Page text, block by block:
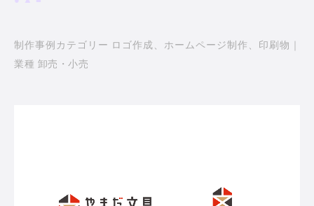
制作事例カテゴリー ロゴ作成、ホームページ制作、印刷物｜
業種 卸売・小売